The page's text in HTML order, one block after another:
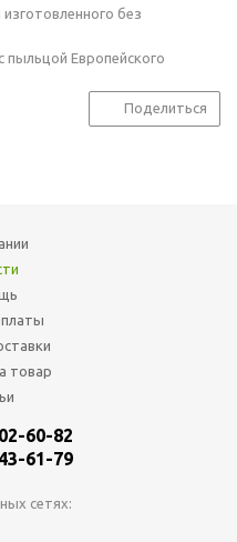
без
пыльцой Европейского
Поделиться
товар
60-82
61-79
сетях: